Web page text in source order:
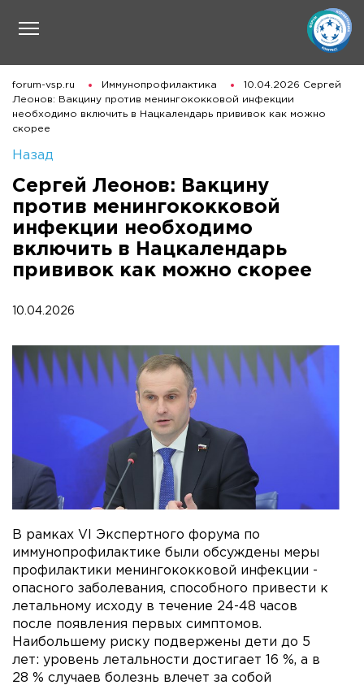
forum-vsp.ru Иммунопрофилактика
10.04.2026 Сергей
Леонов: Вакцину против менингококковой инфекции
необходимо включить в Нацкалендарь прививок как можно
скорее
Назад
Сергей Леонов: Вакцину
против менингококковой
инфекции необходимо
включить в Нацкалендарь
прививок как можно скорее
10.04.2026
В рамках VI Экспертного форума по
иммунопрофилактике были обсуждены меры
профилактики менингококковой инфекции -
опасного заболевания, способного привести к
летальному исходу в течение 24-48 часов
после появления первых симптомов.
Наибольшему риску подвержены дети до 5
лет: уровень летальности достигает 16 %, а в
28 % случаев болезнь влечет за собой